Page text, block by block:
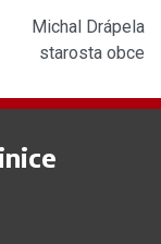
Michal Drápela
starosta obce